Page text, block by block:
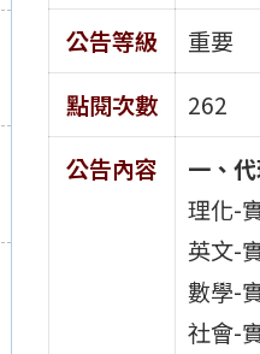
公告等級
重要
點閱次數
262
公告內容
一、
理化-
英文-
數學-
社會-